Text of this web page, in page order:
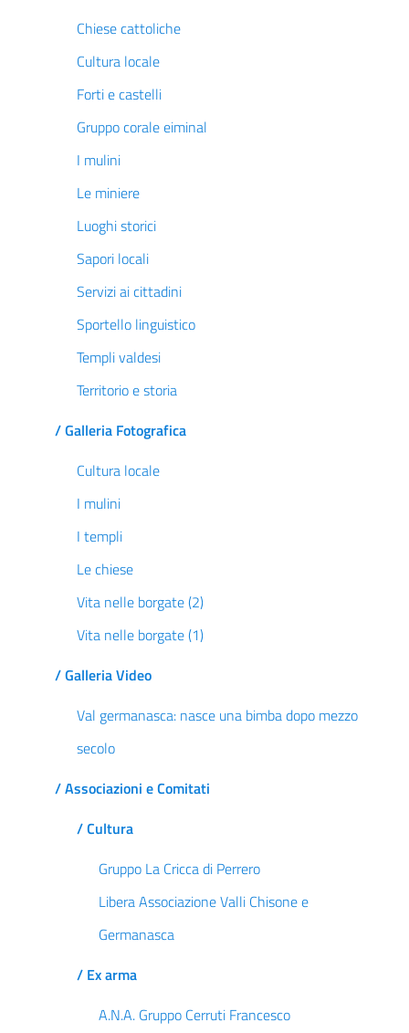
Chiese cattoliche
Cultura locale
Forti e castelli
Gruppo corale eiminal
I mulini
Le miniere
Luoghi storici
Sapori locali
Servizi ai cittadini
Sportello linguistico
Templi valdesi
Territorio e storia
/ Galleria Fotografica
Cultura locale
I mulini
I templi
Le chiese
Vita nelle borgate (2)
Vita nelle borgate (1)
/ Galleria Video
Val germanasca: nasce una bimba dopo mezzo
secolo
/ Associazioni e Comitati
/ Cultura
Gruppo La Cricca di Perrero
Libera Associazione Valli Chisone e
Germanasca
/ Ex arma
A.N.A. Gruppo Cerruti Francesco